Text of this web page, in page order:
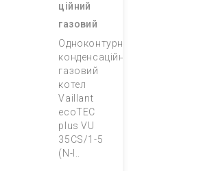
ційний
газовий
Одноконтурний
конденсаційний
газовий
котел
Vaillant
ecoTEC
plus VU
35CS/1-5
(N-I..